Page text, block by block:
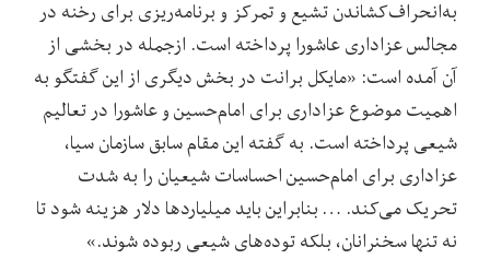
به‌انحراف‌کشاندن تشیع و تمرکز و برنامه‌ریزی برای رخنه در
مجالس عزاداری عاشورا پرداخته است. ازجمله در بخشی از
آن آمده است: «مایکل برانت در بخش دیگری از این گفتگو به
اهمیت موضوع عزاداری برای امام‌حسین و عاشورا در تعالیم
شیعی پرداخته است. به گفته این مقام سابق سازمان سیا،
عزاداری برای امام‌حسین احساسات شیعیان را به شدت
تحریک می‌کند. … بنابراین باید میلیاردها دلار هزینه شود تا
نه تنها سخنرانان، بلکه توده‌های شیعی ربوده شوند.»